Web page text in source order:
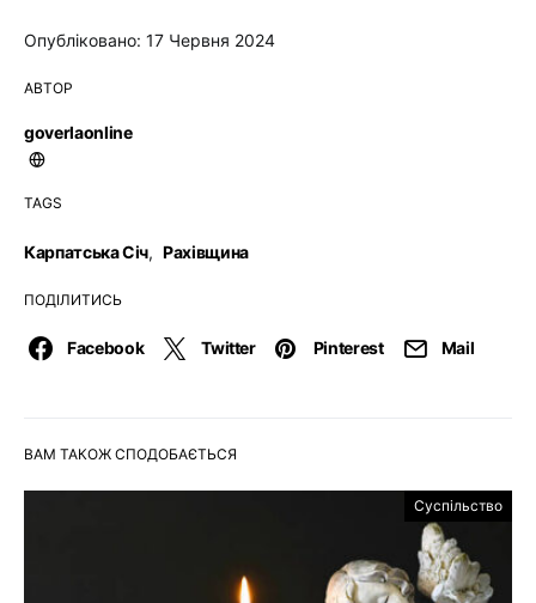
Опубліковано: 17 Червня 2024
АВТОР
goverlaonline
TAGS
Карпатська Січ, Рахівщина
ПОДІЛИТИСЬ
Facebook Twitter Pinterest Mail
ВАМ ТАКОЖ СПОДОБАЄТЬСЯ
Суспільство